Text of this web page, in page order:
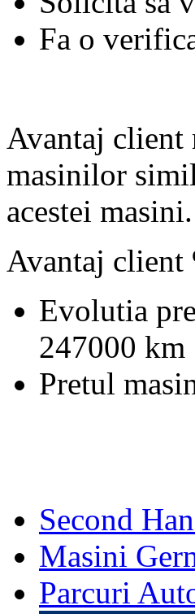
Fa o
Avantaj client
masinilor
acestei masini.
Avantaj client
Evolutia
247000 km
Pretul
Second
Masini
Parcuri